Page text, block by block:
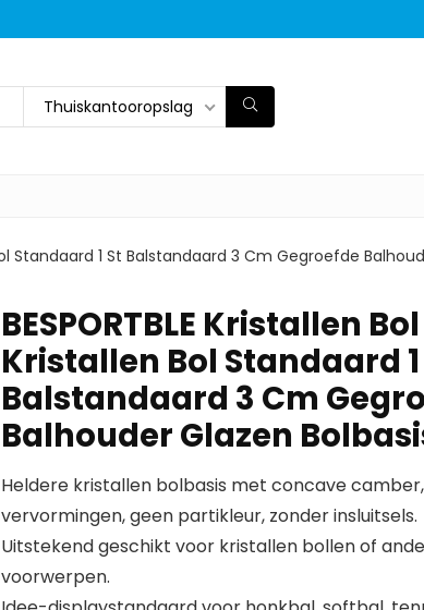
Thuiskantooropslag
Standaard 1 St Balstandaard 3 Cm Gegroefde
BESPORTBLE Kristallen
Kristallen Bol Standaard 1
Balstandaard 3 Cm
Balhouder Glazen
Heldere kristallen bolbasis met concave
vervormingen, geen partikleur, zonder insluitsels.
Uitstekend geschikt voor kristallen bollen of
voorwerpen.